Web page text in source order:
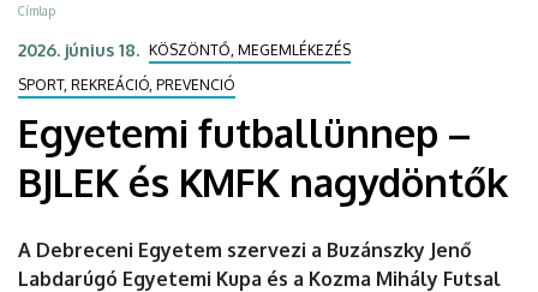
KMFK
nagydöntők
DEBRECENI
EGYETEM
Morzsa
Címlap
2026. június 18. KÖSZÖNTŐ, MEGEMLÉKEZÉS
SPORT, REKREÁCIÓ, PREVENCIÓ
Egyetemi futballünnep –
BJLEK és KMFK nagydöntők
A Debreceni Egyetem szervezi a Buzánszky Jenő
Labdarúgó Egyetemi Kupa és a Kozma Mihály Futsal